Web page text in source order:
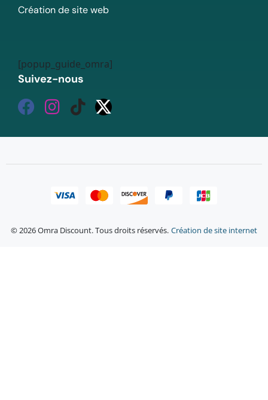
Création de site web
[popup_guide_omra]
Suivez-nous
© 2026 Omra Discount. Tous droits réservés. Création de site internet